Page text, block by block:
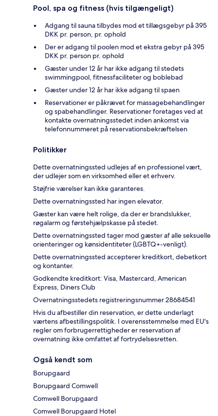
Pool, spa og fitness (hvis tilgængeligt)
Adgang til sauna tilbydes mod et tillægsgebyr på 395
DKK pr. person, pr. ophold
Der er adgang til poolen mod et ekstra gebyr på 395
DKK pr. person pr. ophold
Gæster under 12 år har ikke adgang til stedets
swimmingpool, fitnessfaciliteter og boblebad
Gæster under 12 år har ikke adgang til spaen
Reservationer er påkrævet for massagebehandlinger
og spabehandlinger. Reservationer foretages ved at
kontakte overnatningsstedet inden ankomst via
telefonnummeret på reservationsbekræftelsen
Politikker
Dette overnatningssted udlejes af en professionel vært,
der udlejer som en virksomhed eller et erhverv.
Støjfrie værelser kan ikke garanteres.
Dette overnatningssted har ingen elevator.
Gæster kan være helt rolige, da der er brandslukker,
røgalarm og førstehjælpskasse på stedet.
Dette overnatningssted tager mod gæster af alle seksuelle
orienteringer og kønsidentiteter (LGBTQ+-venligt).
Dette overnatningssted accepterer kreditkort, debetkort
og kontanter.
Godkendte kreditkort: Visa, Mastercard, American
Express, Diners Club
Overnatningsstedets registreringsnummer 28684541
Hvis du afbestiller din reservation, er dette underlagt
værtens afbestillingspolitik. I overensstemmelse med EU's
regler om forbrugerrettigheder er reservation af
overnatning ikke omfattet af fortrydelsesretten.
Også kendt som
Borupgaard
Borupgaard Comwell
Comwell Borupgaard
Comwell Borupgaard Hotel